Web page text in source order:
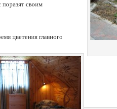
своим
цветения главного